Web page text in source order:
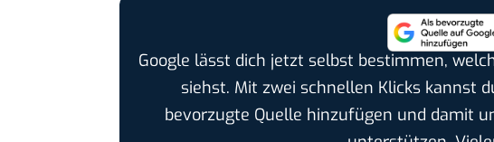
Google lässt dich jetzt selbst bestimmen,
siehst. Mit zwei schnellen Klicks kannst
bevorzugte Quelle hinzufügen und damit